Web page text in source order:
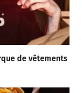
de vêtements